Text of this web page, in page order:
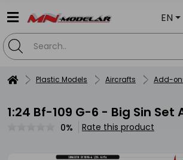
EN
Plastic Models Aircrafts Add-
1:24 Bf-109 G-6 - Big Sin Set
0% Rate this product